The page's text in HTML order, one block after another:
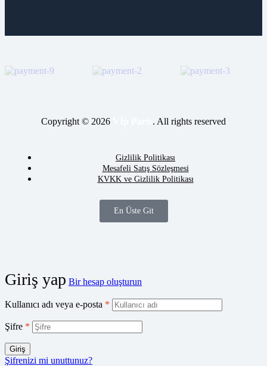
Copyright © 2026 . All rights reserved
En Üste Git
Gizlilik Politikası
Mesafeli Satış Sözleşmesi
KVKK ve Gizlilik Politikası
Giriş yap Bir hesap oluşturun
Kullanıcı adı veya e-posta *
Şifre *
Giriş
Şifrenizi mi unuttunuz?